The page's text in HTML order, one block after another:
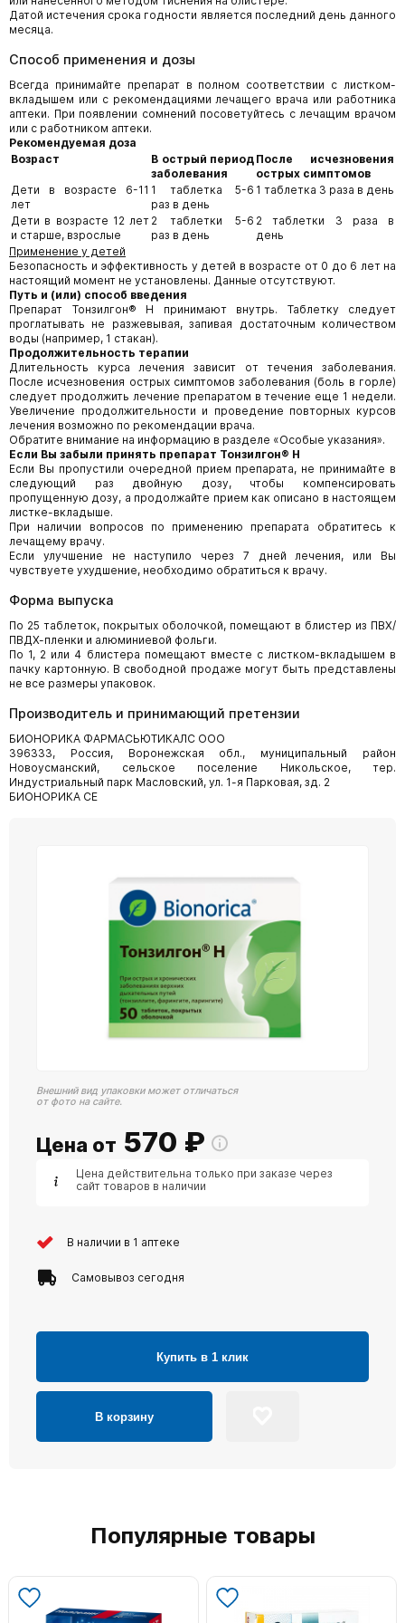
Датой истечения срока годности является последний день данного
месяца.
Способ применения и дозы
Всегда принимайте препарат в полном соответствии с листком-
вкладышем или с рекомендациями лечащего врача или работника
аптеки. При появлении сомнений посоветуйтесь с лечащим врачом
или с работником аптеки.
Рекомендуемая доза
Возраст
В острый период
заболевания
После исчезновения
острых симптомов
Дети в возрасте 6-11
лет
1 таблетка 5-6
раз в день
1 таблетка 3 раза в день
Дети в возрасте 12 лет
и старше, взрослые
2 таблетки 5-6
раз в день
2 таблетки 3 раза в
день
Применение у детей
Безопасность и эффективность у детей в возрасте от 0 до 6 лет на
настоящий момент не установлены. Данные отсутствуют.
Путь и (или) способ введения
Препарат Тонзилгон® Н принимают внутрь. Таблетку следует
проглатывать не разжевывая, запивая достаточным количеством
воды (например, 1 стакан).
Продолжительность терапии
Длительность курса лечения зависит от течения заболевания.
После исчезновения острых симптомов заболевания (боль в горле)
следует продолжить лечение препаратом в течение еще 1 недели.
Увеличение продолжительности и проведение повторных курсов
лечения возможно по рекомендации врача.
Обратите внимание на информацию в разделе «Особые указания».
Если Вы забыли принять препарат Тонзилгон® Н
Если Вы пропустили очередной прием препарата, не принимайте в
следующий раз двойную дозу, чтобы компенсировать
пропущенную дозу, а продолжайте прием как описано в настоящем
листке-вкладыше.
При наличии вопросов по применению препарата обратитесь к
лечащему врачу.
Если улучшение не наступило через 7 дней лечения, или Вы
чувствуете ухудшение, необходимо обратиться к врачу.
Форма выпуска
По 25 таблеток, покрытых оболочкой, помещают в блистер из ПВХ/
ПВДХ-пленки и алюминиевой фольги.
По 1, 2 или 4 блистера помещают вместе с листком-вкладышем в
пачку картонную. В свободной продаже могут быть представлены
не все размеры упаковок.
Производитель и принимающий претензии
БИОНОРИКА ФАРМАСЬЮТИКАЛС ООО
396333, Россия, Воронежская обл., муниципальный район
Новоусманский, сельское поселение Никольское, тер.
Индустриальный парк Масловский, ул. 1-я Парковая, зд. 2
БИОНОРИКА СЕ
Внешний вид упаковки может отличаться
от фото на сайте.
Цена от 570 ₽
Цена действительна только при заказе через
сайт товаров в наличии
В наличии в 1 аптеке
Самовывоз сегодня
Купить в 1 клик
В корзину
Популярные товары